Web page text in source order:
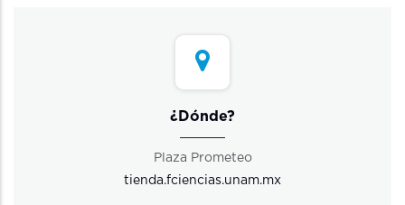
¿Dónde?
Plaza Prometeo
tienda.fciencias.unam.mx